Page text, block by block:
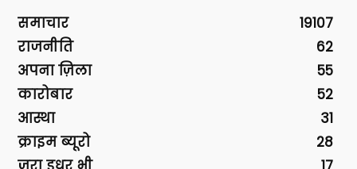
समाचार
19107
राजनीति
62
अपना ज़िला
55
कारोबार
52
आस्था
31
क्राइम ब्यूरो
28